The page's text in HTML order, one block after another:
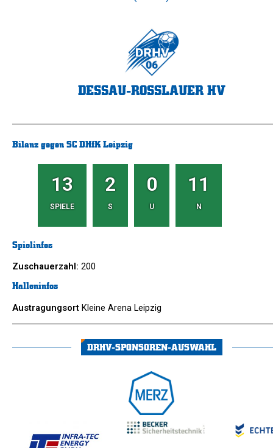
DESSAU-ROSSLAUER HV
Bilanz gegen SC DHfK Leipzig
13
SPIELE
2
S
0
U
11
N
Spielinfos
Zuschauerzahl: 200
Halleninfos
Austragungsort Kleine Arena Leipzig
DRHV-SPONSOREN-AUSWAHL